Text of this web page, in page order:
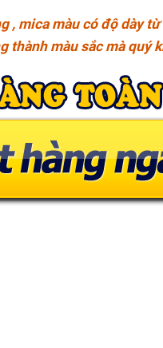
, mica màu có độ dày
thành màu sắc mà quý